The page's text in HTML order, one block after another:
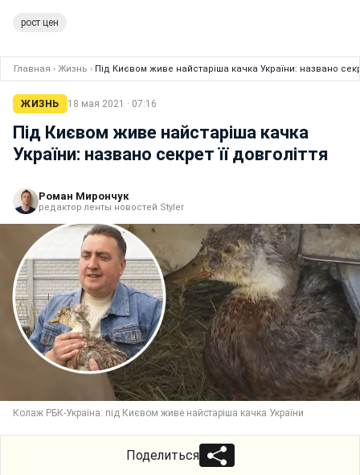
рост цен
Главная › Жизнь › Під Києвом живе найстаріша качка України: названо
ЖИЗНЬ 18 мая 2021 · 07:16
Під Києвом живе найстаріша качка
України: названо секрет її довголіття
Роман Мирончук
редактор ленты новостей Styler
Колаж РБК-Україна: під Києвом живе найстаріша качка України
Поделиться